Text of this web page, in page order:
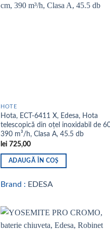
HOTE
Hota, ECT-6411 X, Edesa, Hota
telescopică din oțel inoxidabil de
390 m³/h, Clasa A, 45.5 db
lei 725,00
ADAUGĂ ÎN COȘ
Brand : EDESA